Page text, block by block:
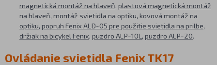
magnetická montáž na hlaveň, plastová magnetická montáž
na hlaveň, montáž svietidla na optiku, kovová montáž na
optiku, popruh Fenix ALD-05 pre použitie svietidla na prilbe,
držiak na bicykel Fenix, puzdro ALP-10L , puzdro ALP-20.
Ovládanie svietidla Fenix TK17